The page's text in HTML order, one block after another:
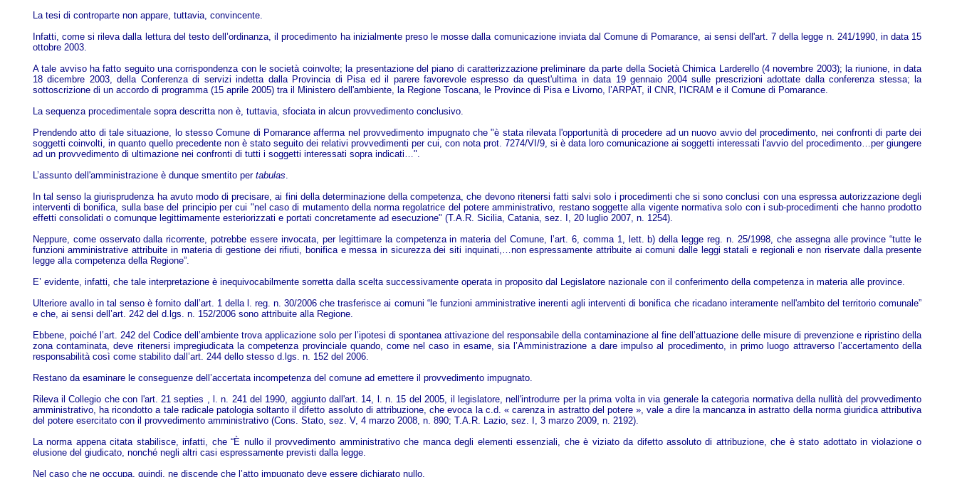
La tesi di controparte non appare, tuttavia, convincente.
Infatti, come si rileva dalla lettura del testo dell’ordinanza, il procedimento ha inizialmente preso le mosse dalla comunicazione inviata dal Comune di Pomarance, ai sensi dell'art. 7 della legge n. 241/1990, in data 15
ottobre 2003.
A tale avviso ha fatto seguito una corrispondenza con le società coinvolte; la presentazione del piano di caratterizzazione preliminare da parte della Società Chimica Larderello (4 novembre 2003); la riunione, in data
18 dicembre 2003, della Conferenza di servizi indetta dalla Provincia di Pisa ed il parere favorevole espresso da quest'ultima in data 19 gennaio 2004 sulle prescrizioni adottate dalla conferenza stessa; la
sottoscrizione di un accordo di programma (15 aprile 2005) tra il Ministero dell'ambiente, la Regione Toscana, le Province di Pisa e Livorno, l’ARPAT, il CNR, l’ICRAM e il Comune di Pomarance.
La sequenza procedimentale sopra descritta non è, tuttavia, sfociata in alcun provvedimento conclusivo.
Prendendo atto di tale situazione, lo stesso Comune di Pomarance afferma nel provvedimento impugnato che "è stata rilevata l'opportunità di procedere ad un nuovo avvio del procedimento, nei confronti di parte dei
soggetti coinvolti, in quanto quello precedente non è stato seguito dei relativi provvedimenti per cui, con nota prot. 7274/VI/9, si è data loro comunicazione ai soggetti interessati l'avvio del procedimento…per giungere
ad un provvedimento di ultimazione nei confronti di tutti i soggetti interessati sopra indicati…".
L’assunto dell'amministrazione è dunque smentito pertabulas.
In tal senso la giurisprudenza ha avuto modo di precisare, ai fini della determinazione della competenza, che devono ritenersi fatti salvi solo i procedimenti che si sono conclusi con una espressa autorizzazione degli
interventi di bonifica, sulla base del principio per cui "nel caso di mutamento della norma regolatrice del potere amministrativo, restano soggette alla vigente normativa solo con i sub-procedimenti che hanno prodotto
effetti consolidati o comunque legittimamente esteriorizzati e portati concretamente ad esecuzione" (T.A.R. Sicilia, Catania, sez. I, 20 luglio 2007, n. 1254).
Neppure, come osservato dalla ricorrente, potrebbe essere invocata, per legittimare la competenza in materia del Comune, l’art. 6, comma 1, lett. b) della legge reg. n. 25/1998, che assegna alle province “tutte le
funzioni amministrative attribuite in materia di gestione dei rifiuti, bonifica e messa in sicurezza dei siti inquinati,…non espressamente attribuite ai comuni dalle leggi statali e regionali e non riservate dalla presente
legge alla competenza della Regione”.
E’ evidente, infatti, che tale interpretazione è inequivocabilmente sorretta dalla scelta successivamente operata in proposito dal Legislatore nazionale con il conferimento della competenza in materia alle province.
Ulteriore avallo in tal senso è fornito dall’art. 1 della l. reg. n. 30/2006 che trasferisce ai comuni “le funzioni amministrative inerenti agli interventi di bonifica che ricadano interamente nell'ambito del territorio comunale”
e che, ai sensi dell’art. 242 del d.lgs. n. 152/2006 sono attribuite alla Regione.
Ebbene, poiché l’art. 242 del Codice dell’ambiente trova applicazione solo per l’ipotesi di spontanea attivazione del responsabile della contaminazione al fine dell’attuazione delle misure di prevenzione e ripristino della
zona contaminata, deve ritenersi impregiudicata la competenza provinciale quando, come nel caso in esame, sia l’Amministrazione a dare impulso al procedimento, in primo luogo attraverso l’accertamento della
responsabilità così come stabilito dall’art. 244 dello stesso d.lgs. n. 152 del 2006.
Restano da esaminare le conseguenze dell’accertata incompetenza del comune ad emettere il provvedimento impugnato.
Rileva il Collegio che con l'art. 21 septies , l. n. 241 del 1990, aggiunto dall'art. 14, l. n. 15 del 2005, il legislatore, nell'introdurre per la prima volta in via generale la categoria normativa della nullità del provvedimento
amministrativo, ha ricondotto a tale radicale patologia soltanto il difetto assoluto di attribuzione, che evoca la c.d. « carenza in astratto del potere », vale a dire la mancanza in astratto della norma giuridica attributiva
del potere esercitato con il provvedimento amministrativo (Cons. Stato, sez. V, 4 marzo 2008, n. 890; T.A.R. Lazio, sez. I, 3 marzo 2009, n. 2192).
La norma appena citata stabilisce, infatti, che “È nullo il provvedimento amministrativo che manca degli elementi essenziali, che è viziato da difetto assoluto di attribuzione, che è stato adottato in violazione o
elusione del giudicato, nonché negli altri casi espressamente previsti dalla legge.
Nel caso che ne occupa, quindi, ne discende che l’atto impugnato deve essere dichiarato nullo.